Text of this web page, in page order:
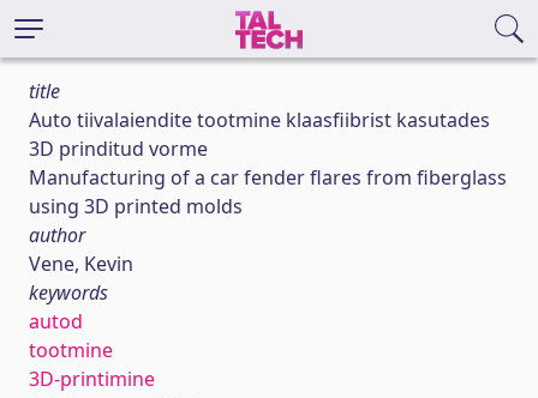
title
Auto tiivalaiendite tootmine klaasfiibrist kasutades
3D prinditud vorme
Manufacturing of a car fender flares from fiberglass
using 3D printed molds
author
Vene, Kevin
keywords
autod
tootmine
3D-printimine